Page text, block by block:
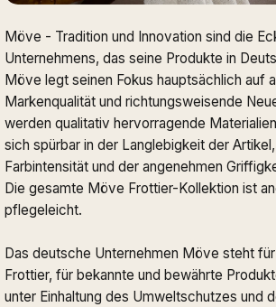
Möve - Tradition und Innovation sind die
Unternehmens, das seine Produkte in
Möve legt seinen Fokus hauptsächlich auf
Markenqualität und richtungsweisende
werden qualitativ hervorragende
sich spürbar in der Langlebigkeit der
Farbintensität und der angenehmen
Die gesamte Möve Frottier-Kollektion ist
pflegeleicht.
Das deutsche Unternehmen Möve steht
Frottier, für bekannte und bewährte
unter Einhaltung des Umweltschutzes und